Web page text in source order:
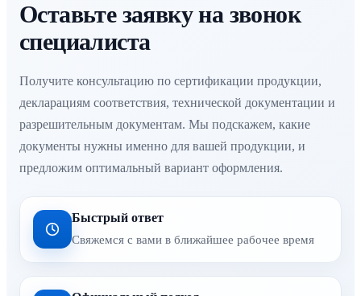
Оставьте заявку на звонок
специалиста
Получите консультацию по сертификации продукции,
декларациям соответствия, технической документации и
разрешительным документам. Мы подскажем, какие
документы нужны именно для вашей продукции, и
предложим оптимальный вариант оформления.
Быстрый ответ
Свяжемся с вами в ближайшее рабочее время